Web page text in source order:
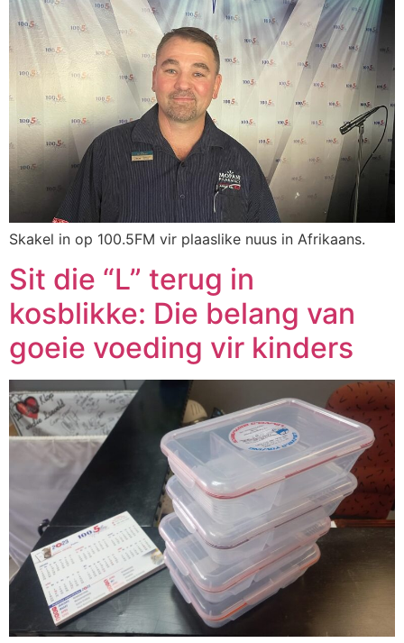
Skakel in op 100.5FM vir plaaslike nuus in Afrikaans.
Sit die “L” terug in
kosblikke: Die belang van
goeie voeding vir kinders